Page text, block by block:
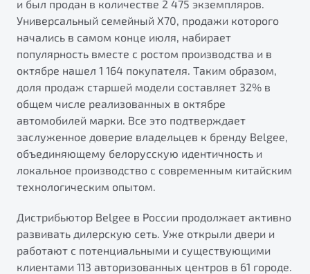
Элегантный и практичный седан
от 1 699 990 ₽*
Обзор В наличии
X70
Узнайте о специальных выгодах при покупке
Подробно
Автомобили в наличии
Автокредит
Спецпредложения
Будьте еще более уверены на дорогах с программой
"Помощь на дорогах"
и был продан в количестве 2 475 экземпляров.
Универсальный семейный X70, продажи которого
начались в самом конце июля, набирает
популярность вместе с ростом производства и в
октябре нашел 1 164 покупателя. Таким образом,
доля продаж старшей модели составляет 32% в
общем числе реализованных в октябре
автомобилей марки. Все это подтверждает
заслуженное доверие владельцев к бренду Belgee,
объединяющему белорусскую идентичность и
локальное производство с современным китайским
технологическим опытом.
Дистрибьютор Belgee в России продолжает активно
развивать дилерскую сеть. Уже открыли двери и
работают с потенциальными и существующими
клиентами 113 авторизованных центров в 61 городе.